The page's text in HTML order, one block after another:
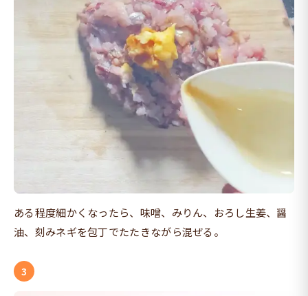
ある程度細かくなったら、味噌、みりん、おろし生姜、醤
油、刻みネギを包丁でたたきながら混ぜる。